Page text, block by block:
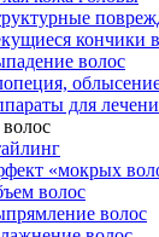
кончики
волос
для
«мокрых
волос
волос